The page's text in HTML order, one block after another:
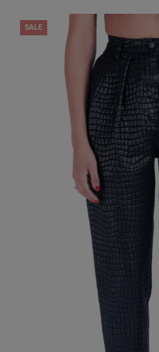
SALE